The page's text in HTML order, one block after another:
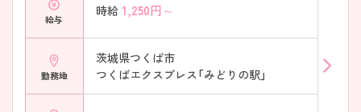
給与
時給 1,250円～
勤務地
茨城県つくば市
つくばエクスプレス「みどりの駅」